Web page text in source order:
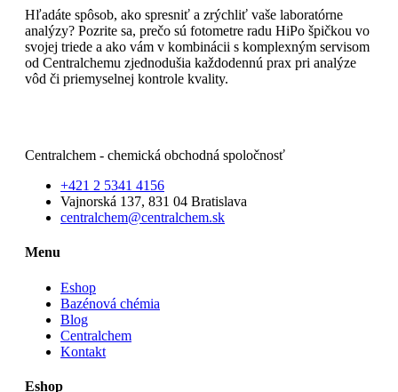
Hľadáte spôsob, ako spresniť a zrýchliť vaše laboratórne
analýzy? Pozrite sa, prečo sú fotometre radu HiPo špičkou vo
svojej triede a ako vám v kombinácii s komplexným servisom
od Centralchemu zjednodušia každodennú prax pri analýze
vôd či priemyselnej kontrole kvality.
Centralchem - chemická obchodná spoločnosť
+421 2 5341 4156
Vajnorská 137, 831 04 Bratislava
centralchem@centralchem.sk
Menu
Eshop
Bazénová chémia
Blog
Centralchem
Kontakt
Eshop